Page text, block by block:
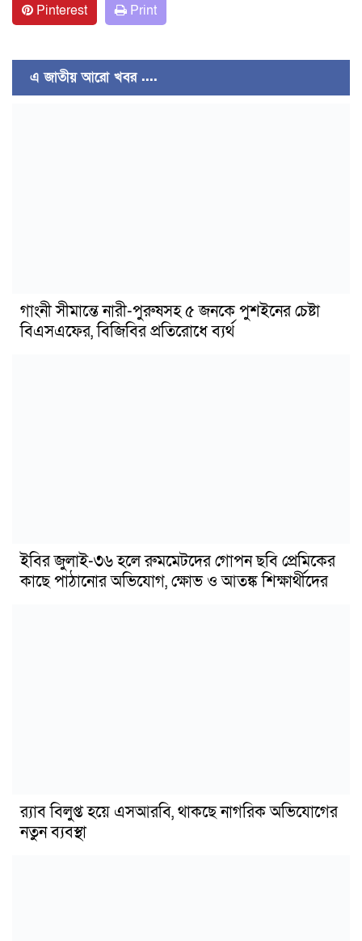
Pinterest
Print
এ জাতীয় আরো খবর ....
গাংনী সীমান্তে নারী-পুরুষসহ ৫ জনকে পুশইনের চেষ্টা
বিএসএফের, বিজিবির প্রতিরোধে ব্যর্থ
ইবির জুলাই-৩৬ হলে রুমমেটদের গোপন ছবি প্রেমিকের
কাছে পাঠানোর অভিযোগ, ক্ষোভ ও আতঙ্ক শিক্ষার্থীদের
র‍্যাব বিলুপ্ত হয়ে এসআরবি, থাকছে নাগরিক অভিযোগের
নতুন ব্যবস্থা